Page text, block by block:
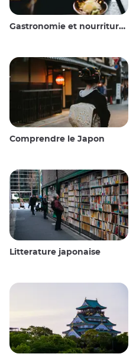
Gastronomie et nourriture japonaise
Comprendre le Japon
Litterature japonaise